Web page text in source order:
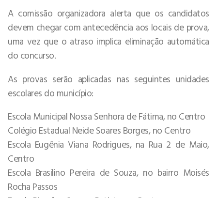
A comissão organizadora alerta que os candidatos
devem chegar com antecedência aos locais de prova,
uma vez que o atraso implica eliminação automática
do concurso.
As provas serão aplicadas nas seguintes unidades
escolares do município:
Escola Municipal Nossa Senhora de Fátima, no Centro
Colégio Estadual Neide Soares Borges, no Centro
Escola Eugênia Viana Rodrigues, na Rua 2 de Maio,
Centro
Escola Brasilino Pereira de Souza, no bairro Moisés
Rocha Passos